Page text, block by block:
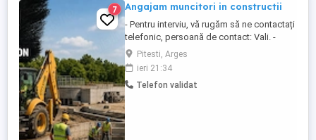
7 Angajam muncitori in constructii
- Pentru interviu, vă rugăm să ne contactați
telefonic, persoană de contact: Vali. -
Lucrări civile și industriale pe raza
județului Argeș. - Transport zilnic asigurat
de la, pana la domiciliu. - Nu este permis
consumul de alcool înainte sau în timpul
Pitesti, Arges
ieri 21:34
Telefon validat